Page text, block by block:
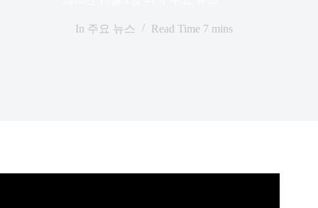
In 주요 뉴스 Read Time 7 mins